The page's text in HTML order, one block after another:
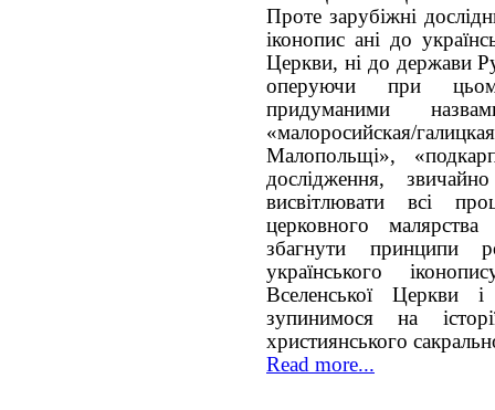
Проте зарубіжні
іконопис ані до
Церкви, ні до держави
оперуючи при
придуманими
«малоросийская/
Малопольщі»,
дослідження,
висвітлювати всі
церковного
збагнути принципи
українського
Вселенської Церкви і
зупинимося на
християнського
Read more...